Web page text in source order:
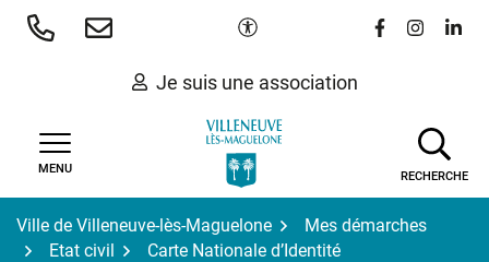
Aller
Paramètres d'accessibilité
Lien vers le
Lien vers
Lien
Je suis une association
MENU
RECHERCHE
Ville de Villeneuve-lès-Maguelone
Mes démarches
Etat civil
Carte Nationale d’Identité